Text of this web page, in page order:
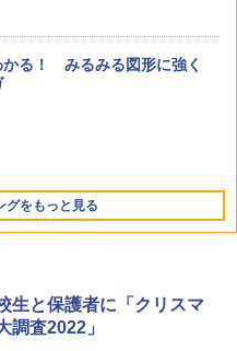
かる！ みるみる図形に強く
グをもっと見る
HD 10 キッズモデル (10イ
対象年齢3歳から 数千点の
ンツが1年間使い放題
音が聞ける!はじめてずかん
き ([バラエティ])
ードゲーム 「サーキット・
線回路をプログラミングする
付 8歳~ 76341 誕生日 クリ
生と保護者に「クリスマ
調査2022」